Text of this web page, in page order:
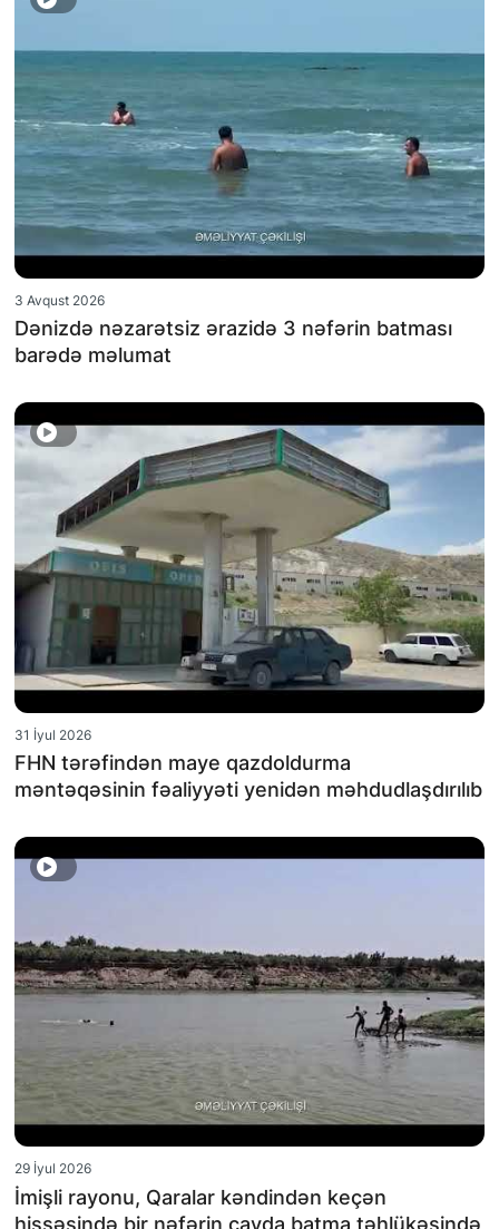
3 Avqust 2026
Dənizdə nəzarətsiz ərazidə 3 nəfərin batması
barədə məlumat
31 İyul 2026
FHN tərəfindən maye qazdoldurma
məntəqəsinin fəaliyyəti yenidən məhdudlaşdırılıb
29 İyul 2026
İmişli rayonu, Qaralar kəndindən keçən
hissəsində bir nəfərin çayda batma təhlükəsində